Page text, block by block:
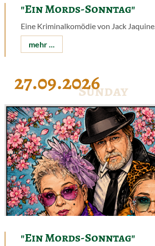
"Ein Mords-Sonntag"
Eine Kriminalkomödie von Jack Jaquine.
mehr ...
Sunday
27.09.2026
"Ein Mords-Sonntag"